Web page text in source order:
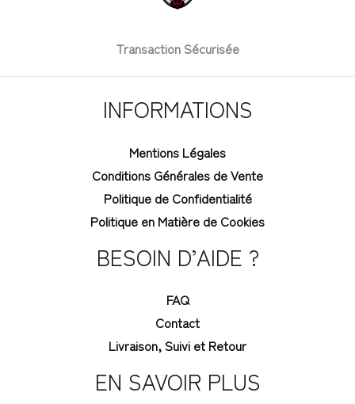
Transaction Sécurisée
INFORMATIONS
Mentions Légales
Conditions Générales de Vente
Politique de Confidentialité
Politique en Matière de Cookies
BESOIN D’AIDE ?
FAQ
Contact
Livraison, Suivi et Retour
EN SAVOIR PLUS